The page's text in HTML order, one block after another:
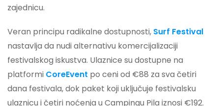
zajednicu.
Veran principu radikalne dostupnosti, Surf Festival
nastavlja da nudi alternativu komercijalizaciji
festivalskog iskustva. Ulaznice su dostupne na
platformi CoreEvent po ceni od €88 za sva četiri
dana festivala, dok paket koji uključuje festivalsku
ulaznicu i četiri noćenja u Campingu Pila iznosi €192.